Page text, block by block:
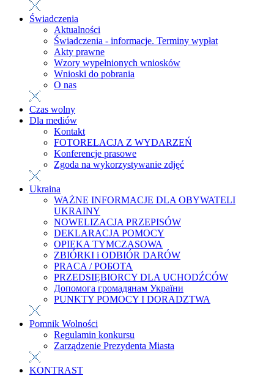
Świadczenia
Aktualności
Świadczenia - informacje. Terminy wypłat
Akty prawne
Wzory wypełnionych wniosków
Wnioski do pobrania
O nas
Czas wolny
Dla mediów
Kontakt
FOTORELACJA Z WYDARZEŃ
Konferencje prasowe
Zgoda na wykorzystywanie zdjęć
Ukraina
WAŻNE INFORMACJE DLA OBYWATELI
UKRAINY
NOWELIZACJA PRZEPISÓW
DEKLARACJA POMOCY
OPIEKA TYMCZASOWA
ZBIÓRKI i ODBIÓR DARÓW
PRACA / РОБОТА
PRZEDSIĘBIORCY DLA UCHODŹCÓW
Допомога громадянам України
PUNKTY POMOCY I DORADZTWA
Pomnik Wolności
Regulamin konkursu
Zarządzenie Prezydenta Miasta
KONTRAST